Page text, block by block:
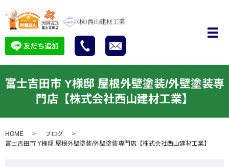
富士吉田市 Y様邸 屋根外壁塗装/外壁塗装専
門店【株式会社西山建材工業】
HOME
ブログ
富士吉田市 Y様邸 屋根外壁塗装/外壁塗装専門店【株式会社西山建材工業】